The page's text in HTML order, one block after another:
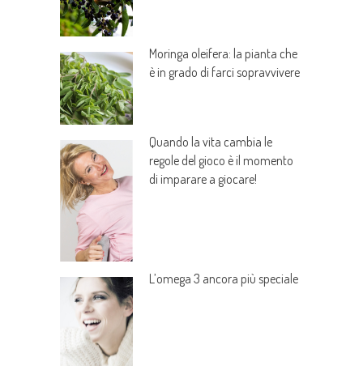
Moringa oleifera: la pianta che
è in grado di farci sopravvivere
Quando la vita cambia le
regole del gioco è il momento
di imparare a giocare!
L’omega 3 ancora più speciale